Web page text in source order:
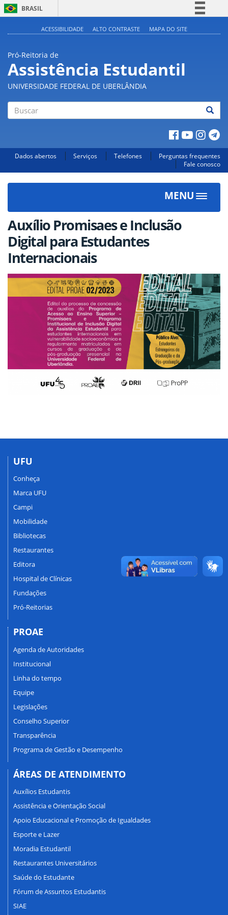
BRASIL
Acesso à informação
Legislação
Canais
ACESSIBILIDADE ALTO CONTRASTE MAPA DO SITE
Pró-Reitoria de
Assistência Estudantil
UNIVERSIDADE FEDERAL DE UBERLÂNDIA
Dados abertos Serviços Telefones
Perguntas frequentes
Fale conosco
MENU
Toggle
Auxílio Promisaes e Inclusão
Digital para Estudantes
Internacionais
UFU
Conheça
Marca UFU
Campi
Mobilidade
Bibliotecas
Restaurantes
Editora
Hospital de Clínicas
Fundações
Pró-Reitorias
PROAE
Agenda de Autoridades
Institucional
Linha do tempo
Equipe
Legislações
Conselho Superior
Transparência
Programa de Gestão e Desempenho
ÁREAS DE ATENDIMENTO
Auxílios Estudantis
Assistência e Orientação Social
Apoio Educacional e Promoção de Igualdades
Esporte e Lazer
Moradia Estudantil
Restaurantes Universitários
Saúde do Estudante
Fórum de Assuntos Estudantis
SIAE